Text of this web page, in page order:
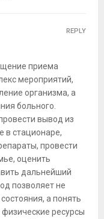
приема
мероприятий,
организма, а
больного.
вывод из
в стационаре,
провести
оценить
дальнейший
позволяет не
а понять
ресурсы
REPLY